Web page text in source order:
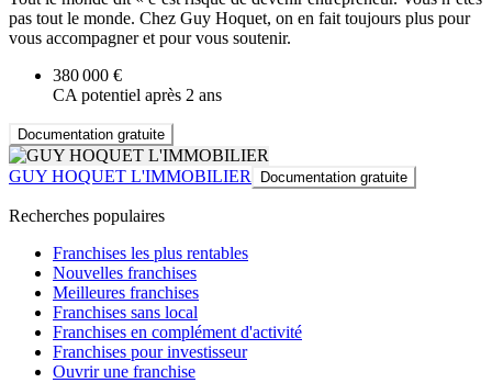
pas tout le monde. Chez Guy Hoquet, on en fait toujours plus pour
vous accompagner et pour vous soutenir.
380 000 €
CA potentiel après 2 ans
Documentation gratuite
GUY HOQUET L'IMMOBILIER Documentation gratuite
Recherches populaires
Franchises les plus rentables
Nouvelles franchises
Meilleures franchises
Franchises sans local
Franchises en complément d'activité
Franchises pour investisseur
Ouvrir une franchise